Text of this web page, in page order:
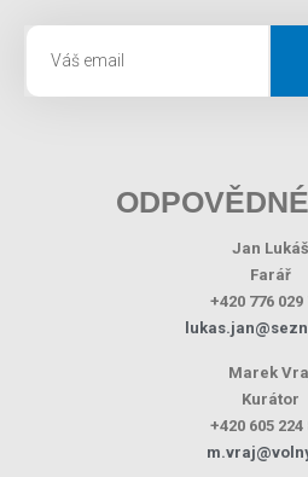
Jan Lukáš
Farář
+420 776 029
Marek
Kurátor
+420 605 224